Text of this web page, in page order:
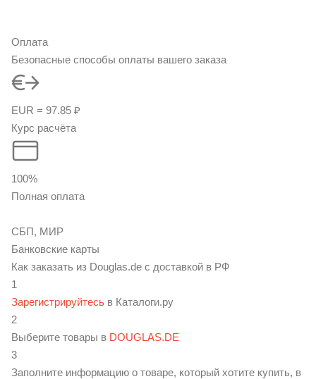
Оплата
Безопасные способы оплаты вашего заказа
EUR = 97.85 ₽
Курс расчёта
100%
Полная оплата
СБП, МИР
Банковские карты
Как заказать из Douglas.de с доставкой в РФ
1
Зарегистрируйтесь в Каталоги.ру
2
Выберите товары в DOUGLAS.DE
3
Заполните информацию о товаре, который хотите купить, в